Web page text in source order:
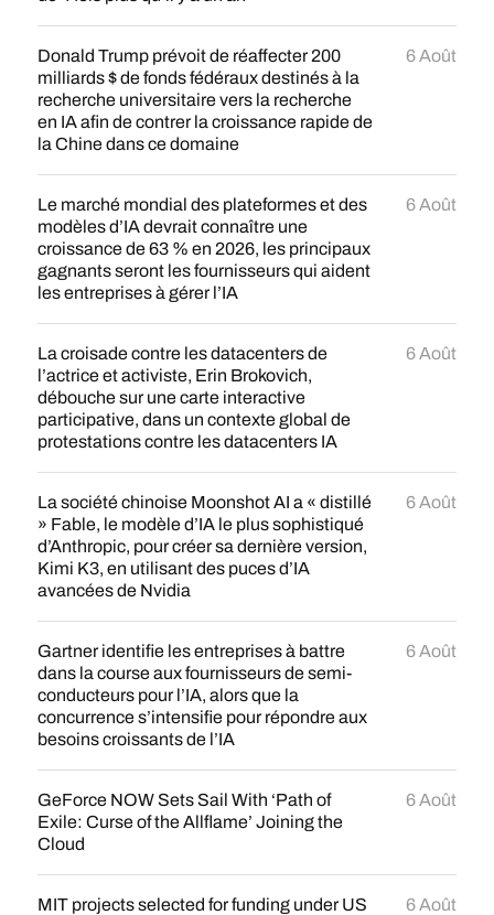
Donald Trump prévoit de réaffecter 200
milliards $ de fonds fédéraux destinés à la
recherche universitaire vers la recherche
en IA afin de contrer la croissance rapide de
la Chine dans ce domaine
6 Août
Le marché mondial des plateformes et des
modèles d’IA devrait connaître une
croissance de 63 % en 2026, les principaux
gagnants seront les fournisseurs qui aident
les entreprises à gérer l’IA
6 Août
La croisade contre les datacenters de
l’actrice et activiste, Erin Brokovich,
débouche sur une carte interactive
participative, dans un contexte global de
protestations contre les datacenters IA
6 Août
La société chinoise Moonshot AI a « distillé
» Fable, le modèle d’IA le plus sophistiqué
d’Anthropic, pour créer sa dernière version,
Kimi K3, en utilisant des puces d’IA
avancées de Nvidia
6 Août
Gartner identifie les entreprises à battre
dans la course aux fournisseurs de semi-
conducteurs pour l’IA, alors que la
concurrence s’intensifie pour répondre aux
besoins croissants de l’IA
6 Août
GeForce NOW Sets Sail With ‘Path of
Exile: Curse of the Allflame’ Joining the
Cloud
6 Août
MIT projects selected for funding under US
6 Août